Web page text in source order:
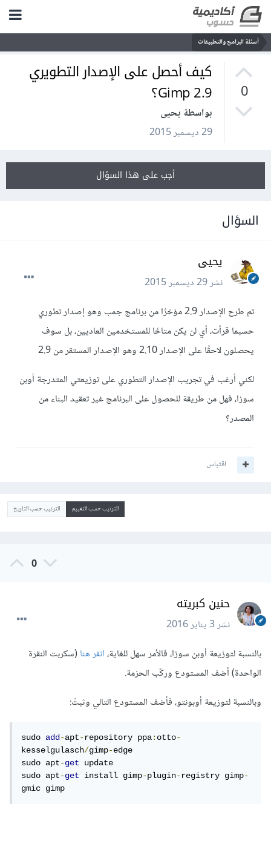
أسئلة البرامج والتطبيقات
0
كيف أحصل على الإصدار التطويري
Gimp 2.9؟
بواسطة يحيى
29 ديسمبر 2015
أجب على هذا السؤال
السؤال
يحيى
نشر29 ديسمبر 2015
تم طرح الإصدار 2.9 مؤخرًا من برنامج جمب وهو إصدار تطوري
حسبما قرأت، أي لن يكن متاحًا للمستخدمين العاديين، بل سوف
يحصلون لاحقًا على الإصدار 2.10 وهو الإصدار المستقر من 2.9
لكني أرغب في تجريب الإصدار التطوري على توزيعتي المتدرجة أوبن
سوزا، فهل من طريقة للحصول على البرنامج غير تعقيد البناء من
المصدر؟
اقتباس
الترتيب حسب التقييم الترتيب حسب التاريخ
0
حنين كبريته
نشر3 يناير 2016
بالنسبة لتوزيعة أوبن سوزا، فالأمر سهل للغاية،انقر هنا(سكربت النقرة
الواحدة) أضف المستودع وركّب الحزمة.
وبالنسبة لتوزيعة أوبونتو، فأضف المستودع التالي وثبتّ:
sudo add-apt-repository ppa:otto-
kesselgulasch/gimp-edge
sudo apt-get
update
sudo apt-get install gimp-plugin-registry gimp-
gmic gimp